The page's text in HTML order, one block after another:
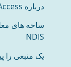
درباره MiAccess
ساحه های
NDIS
یک منبعی را